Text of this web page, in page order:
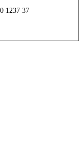
1237 37